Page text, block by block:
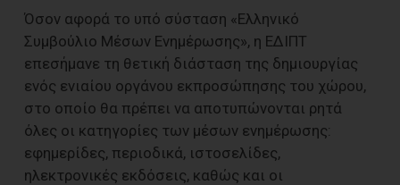
Όσον αφορά το υπό σύσταση «Ελληνικό
Συμβούλιο Μέσων Ενημέρωσης», η ΕΔΙΠΤ
επεσήμανε τη θετική διάσταση της δημιουργίας
ενός ενιαίου οργάνου εκπροσώπησης του χώρου,
στο οποίο θα πρέπει να αποτυπώνονται ρητά
όλες οι κατηγορίες των μέσων ενημέρωσης:
εφημερίδες, περιοδικά, ιστοσελίδες,
ηλεκτρονικές εκδόσεις, καθώς και οι